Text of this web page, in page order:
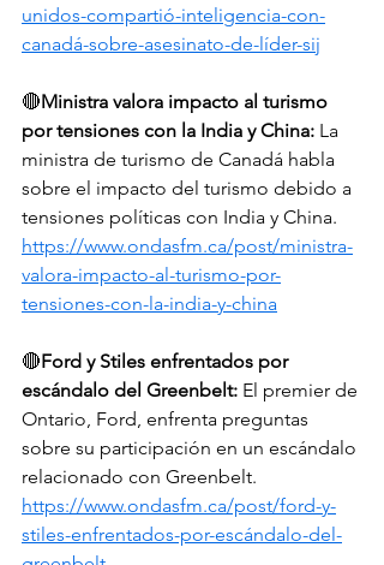
unidos-compartió-inteligencia-con-
canadá-sobre-asesinato-de-líder-sij
🔴Ministra valora impacto al turismo
por tensiones con la India y China: La
ministra de turismo de Canadá habla
sobre el impacto del turismo debido a
tensiones políticas con India y China.
https://www.ondasfm.ca/post/ministra-
valora-impacto-al-turismo-por-
tensiones-con-la-india-y-china
🔴Ford y Stiles enfrentados por
escándalo del Greenbelt: El premier de
Ontario, Ford, enfrenta preguntas
sobre su participación en un escándalo
relacionado con Greenbelt.
https://www.ondasfm.ca/post/ford-y-
stiles-enfrentados-por-escándalo-del-